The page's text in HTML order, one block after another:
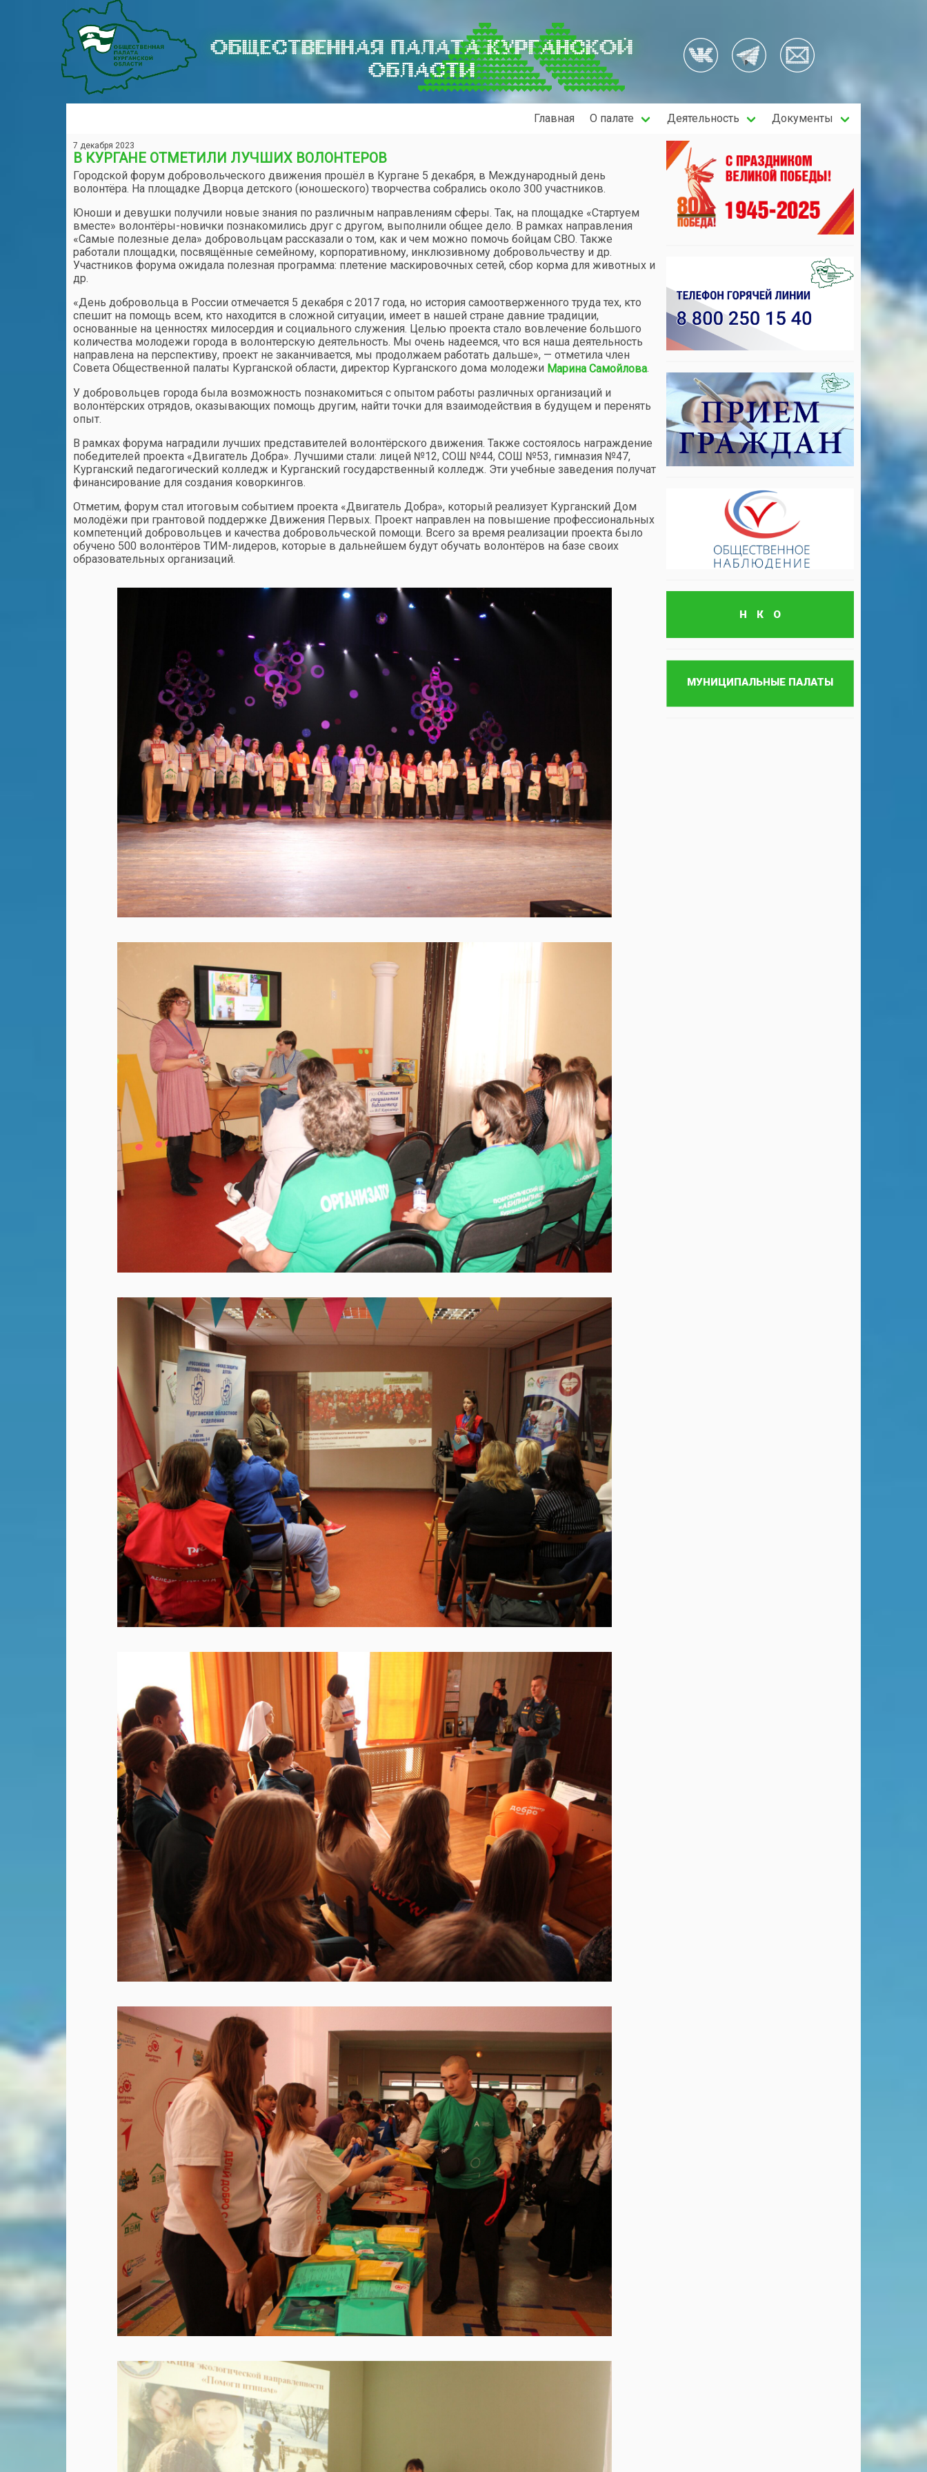
ОБЩЕСТВЕННАЯ ПАЛАТА КУРГАНСКОЙ
ОБЛАСТИ
Главная О палате Деятельность Документы
7 декабря 2023
В КУРГАНЕ ОТМЕТИЛИ ЛУЧШИХ ВОЛОНТЕРОВ
Городской форум добровольческого движения прошёл в Кургане 5 декабря, в Международный день
волонтёра. На площадке Дворца детского (юношеского) творчества собрались около 300 участников.
Юноши и девушки получили новые знания по различным направлениям сферы. Так, на площадке «Стартуем
вместе» волонтёры-новички познакомились друг с другом, выполнили общее дело. В рамках направления
«Самые полезные дела» добровольцам рассказали о том, как и чем можно помочь бойцам СВО. Также
работали площадки, посвящённые семейному, корпоративному, инклюзивному добровольчеству и др.
Участников форума ожидала полезная программа: плетение маскировочных сетей, сбор корма для животных и
др.
«День добровольца в России отмечается 5 декабря с 2017 года, но история самоотверженного труда тех, кто
спешит на помощь всем, кто находится в сложной ситуации, имеет в нашей стране давние традиции,
основанные на ценностях милосердия и социального служения. Целью проекта стало вовлечение большого
количества молодежи города в волонтерскую деятельность. Мы очень надеемся, что вся наша деятельность
направлена на перспективу, проект не заканчивается, мы продолжаем работать дальше», — отметила член
Совета Общественной палаты Курганской области, директор Курганского дома молодежи Марина Самойлова.
У добровольцев города была возможность познакомиться с опытом работы различных организаций и
волонтёрских отрядов, оказывающих помощь другим, найти точки для взаимодействия в будущем и перенять
опыт.
В рамках форума наградили лучших представителей волонтёрского движения. Также состоялось награждение
победителей проекта «Двигатель Добра». Лучшими стали: лицей №12, СОШ №44, СОШ №53, гимназия №47,
Курганский педагогический колледж и Курганский государственный колледж. Эти учебные заведения получат
финансирование для создания коворкингов.
Отметим, форум стал итоговым событием проекта «Двигатель Добра», который реализует Курганский Дом
молодёжи при грантовой поддержке Движения Первых. Проект направлен на повышение профессиональных
компетенций добровольцев и качества добровольческой помощи. Всего за время реализации проекта было
обучено 500 волонтёров ТИМ-лидеров, которые в дальнейшем будут обучать волонтёров на базе своих
образовательных организаций.